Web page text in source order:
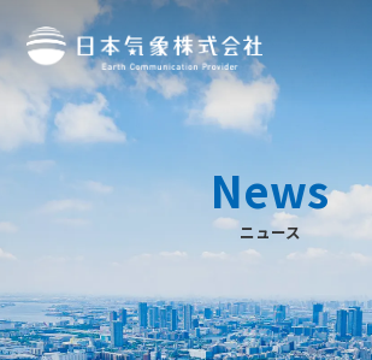
サービス
気候・大気海洋
マーケティング＆アナリティクス
防災・危機管理
データ＆コンテンツ
News
ニュース